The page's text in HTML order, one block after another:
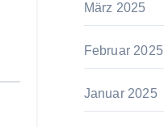
März 2025
Februar 2025
Januar 2025